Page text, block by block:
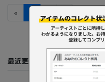
«
最近更新してくれた人たち